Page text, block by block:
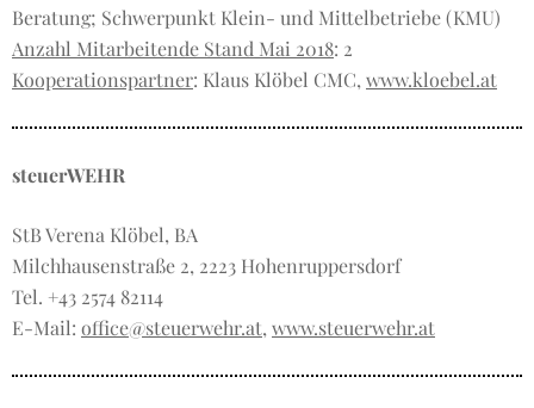
Beratung; Schwerpunkt Klein- und Mittelbetriebe (KMU)
Anzahl Mitarbeitende Stand Mai 2018: 2
Kooperationspartner: Klaus Klöbel CMC, www.kloebel.at
steuerWEHR
StB Verena Klöbel, BA
Milchhausenstraße 2, 2223 Hohenruppersdorf
Tel. +43 2574 82114
E-Mail: office@steuerwehr.at, www.steuerwehr.at